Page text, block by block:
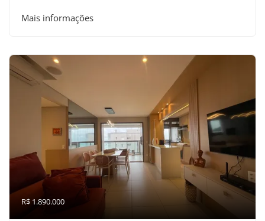
Mais informações
R$ 1.890.000